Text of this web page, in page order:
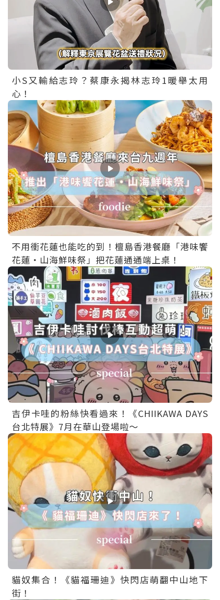
小S又輸給志玲？蔡康永揭林志玲1暖舉太用
心！
不用衝花蓮也能吃的到！檀島香港餐廳「港味饗
花蓮・山海鮮味祭」把花蓮通通端上桌！
吉伊卡哇的粉絲快看過來！《CHIIKAWA DAYS
台北特展》7月在華山登場啦～
貓奴集合！《貓福珊迪》快閃店萌翻中山地下
街！